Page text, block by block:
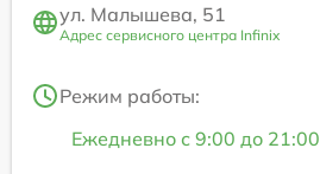
ул. Малышева, 51
Адрес сервисного центра Infinix
Режим работы:
Ежедневно с 9:00 до 21:00